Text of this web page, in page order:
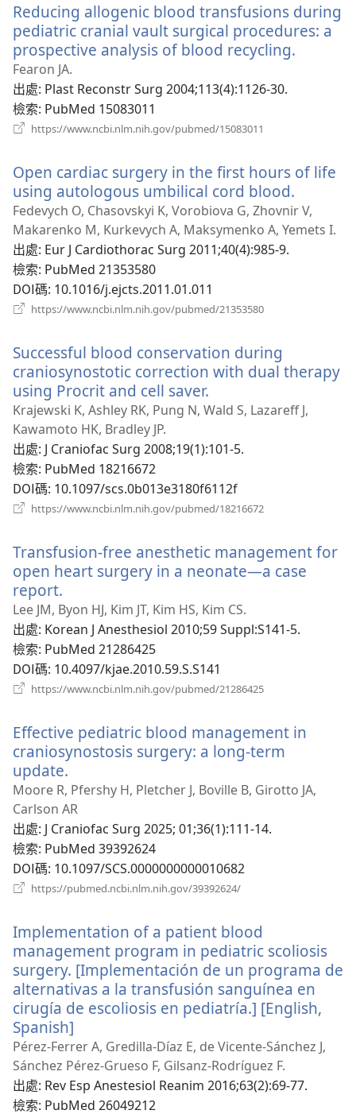
視
窗）
Reducing allogenic blood transfusions during
pediatric cranial vault surgical procedures: a
prospective analysis of blood recycling.
Fearon JA.
出處‎: Plast Reconstr Surg 2004;113(4):1126-30.
檢索‎: PubMed 15083011
https://www.ncbi.nlm.nih.gov/pubmed/15083011
視
窗）
Open cardiac surgery in the first hours of life
using autologous umbilical cord blood.
啟
新
Fedevych O, Chasovskyi K, Vorobiova G, Zhovnir V,
Makarenko M, Kurkevych A, Maksymenko A, Yemets I.
出處‎: Eur J Cardiothorac Surg 2011;40(4):985-9.
檢索‎: PubMed 21353580
DOI碼‎: 10.1016/j.ejcts.2011.01.011
https://www.ncbi.nlm.nih.gov/pubmed/21353580
視
窗）
Successful blood conservation during
craniosynostotic correction with dual therapy
using Procrit and cell saver.
啟
視
Krajewski K, Ashley RK, Pung N, Wald S, Lazareff J,
Kawamoto HK, Bradley JP.
出處‎: J Craniofac Surg 2008;19(1):101-5.
檢索‎: PubMed 18216672
DOI碼‎: 10.1097/scs.0b013e3180f6112f
https://www.ncbi.nlm.nih.gov/pubmed/18216672
視
窗）
Transfusion-free anesthetic management for
open heart surgery in a neonate—a case
report.
啟
新
視
窗）
Lee JM, Byon HJ, Kim JT, Kim HS, Kim CS.
出處‎: Korean J Anesthesiol 2010;59 Suppl:S141-5.
檢索‎: PubMed 21286425
DOI碼‎: 10.4097/kjae.2010.59.S.S141
https://www.ncbi.nlm.nih.gov/pubmed/21286425
視
窗）
Effective pediatric blood management in
craniosynostosis surgery: a long-term
update.
啟
新
視
窗）
Moore R, Pfershy H, Pletcher J, Boville B, Girotto JA,
Carlson AR
出處‎: J Craniofac Surg 2025; 01;36(1):111-14.
檢索‎: PubMed 39392624
DOI碼‎: 10.1097/SCS.0000000000010682
https://pubmed.ncbi.nlm.nih.gov/39392624/
視
窗）
Implementation of a patient blood
management program in pediatric scoliosis
surgery. [Implementación de un programa de
alternativas a la transfusión sanguínea en
cirugía de escoliosis en pediatría.] [English,
Spanish]
啟
新
視
窗）
Pérez-Ferrer A, Gredilla-Díaz E, de Vicente-Sánchez J,
Sánchez Pérez-Grueso F, Gilsanz-Rodríguez F.
出處‎: Rev Esp Anestesiol Reanim 2016;63(2):69-77.
檢索‎: PubMed 26049212